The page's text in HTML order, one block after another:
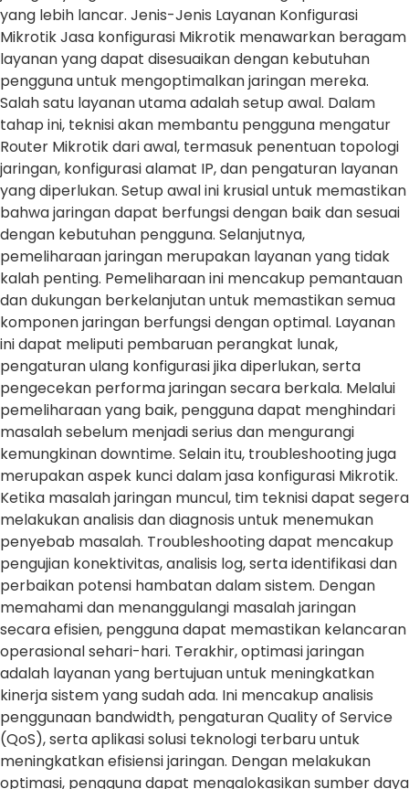
yang lebih lancar. Jenis-Jenis Layanan Konfigurasi
Mikrotik Jasa konfigurasi Mikrotik menawarkan beragam
layanan yang dapat disesuaikan dengan kebutuhan
pengguna untuk mengoptimalkan jaringan mereka.
Salah satu layanan utama adalah setup awal. Dalam
tahap ini, teknisi akan membantu pengguna mengatur
Router Mikrotik dari awal, termasuk penentuan topologi
jaringan, konfigurasi alamat IP, dan pengaturan layanan
yang diperlukan. Setup awal ini krusial untuk memastikan
bahwa jaringan dapat berfungsi dengan baik dan sesuai
dengan kebutuhan pengguna. Selanjutnya,
pemeliharaan jaringan merupakan layanan yang tidak
kalah penting. Pemeliharaan ini mencakup pemantauan
dan dukungan berkelanjutan untuk memastikan semua
komponen jaringan berfungsi dengan optimal. Layanan
ini dapat meliputi pembaruan perangkat lunak,
pengaturan ulang konfigurasi jika diperlukan, serta
pengecekan performa jaringan secara berkala. Melalui
pemeliharaan yang baik, pengguna dapat menghindari
masalah sebelum menjadi serius dan mengurangi
kemungkinan downtime. Selain itu, troubleshooting juga
merupakan aspek kunci dalam jasa konfigurasi Mikrotik.
Ketika masalah jaringan muncul, tim teknisi dapat segera
melakukan analisis dan diagnosis untuk menemukan
penyebab masalah. Troubleshooting dapat mencakup
pengujian konektivitas, analisis log, serta identifikasi dan
perbaikan potensi hambatan dalam sistem. Dengan
memahami dan menanggulangi masalah jaringan
secara efisien, pengguna dapat memastikan kelancaran
operasional sehari-hari. Terakhir, optimasi jaringan
adalah layanan yang bertujuan untuk meningkatkan
kinerja sistem yang sudah ada. Ini mencakup analisis
penggunaan bandwidth, pengaturan Quality of Service
(QoS), serta aplikasi solusi teknologi terbaru untuk
meningkatkan efisiensi jaringan. Dengan melakukan
optimasi, pengguna dapat mengalokasikan sumber daya